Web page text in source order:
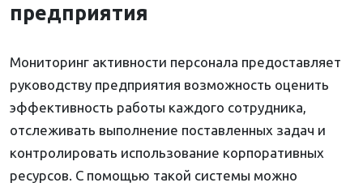
предприятия
Мониторинг активности персонала предоставляет
руководству предприятия возможность оценить
эффективность работы каждого сотрудника,
отслеживать выполнение поставленных задач и
контролировать использование корпоративных
ресурсов. С помощью такой системы можно